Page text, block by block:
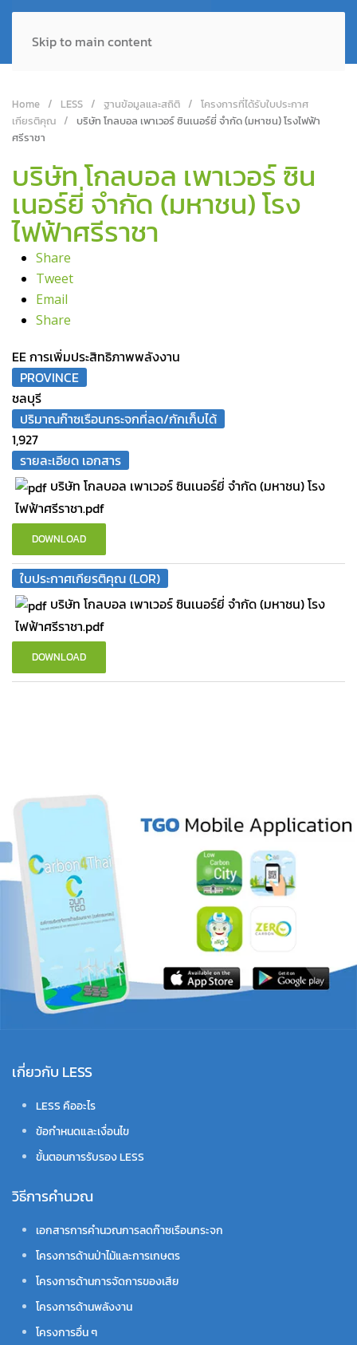
Skip to main content
Home LESS ฐานข้อมูลและสถิติ
โครงการที่ได้รับใบประกาศ
เกียรติคุณ
บริษัท โกลบอล เพาเวอร์ ซินเนอร์ยี่ จำกัด (มหาชน) โรงไฟฟ้า
ศรีราชา
บริษัท โกลบอล เพาเวอร์ ซิน
เนอร์ยี่ จำกัด (มหาชน) โรง
ไฟฟ้าศรีราชา
Share
Tweet
Email
Share
EE การเพิ่มประสิทธิภาพพลังงาน
PROVINCE
ชลบุรี
ปริมาณก๊าซเรือนกระจกที่ลด/กักเก็บได้
1,927
รายละเอียด เอกสาร
บริษัท โกลบอล เพาเวอร์ ซินเนอร์ยี่ จำกัด (มหาชน) โรง
ไฟฟ้าศรีราชา.pdf
DOWNLOAD
ใบประกาศเกียรติคุณ (LOR)
บริษัท โกลบอล เพาเวอร์ ซินเนอร์ยี่ จำกัด (มหาชน) โรง
ไฟฟ้าศรีราชา.pdf
DOWNLOAD
เกี่ยวกับ LESS
LESS คืออะไร
ข้อกำหนดและเงื่อนไข
ขั้นตอนการรับรอง LESS
วิธีการคำนวณ
เอกสารการคำนวณการลดก๊าซเรือนกระจก
โครงการด้านป่าไม้และการเกษตร
โครงการด้านการจัดการของเสีย
โครงการด้านพลังงาน
โครงการอื่น ๆ